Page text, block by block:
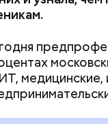
арбуза и День
какие
в России и
медицинские,